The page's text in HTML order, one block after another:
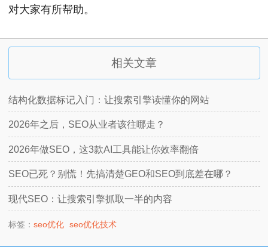
对大家有所帮助。
相关文章
结构化数据标记入门：让搜索引擎读懂你的网站
2026年之后，SEO从业者该往哪走？
2026年做SEO，这3款AI工具能让你效率翻倍
SEO已死？别慌！先搞清楚GEO和SEO到底差在哪？
现代SEO：让搜索引擎抓取一半的内容
标签： seo优化 seo优化技术